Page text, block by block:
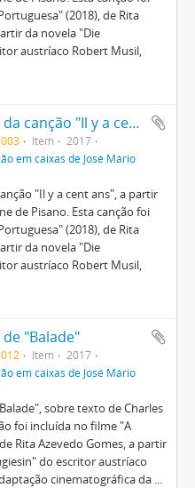
(2018), de Rita
da novela "Die
austríaco Robert Musil,
Partitura e letra da canção "Il y a cent ans"
003 Item
2017
em caixas de José Mário
"Il y a cent ans", a partir
de Pisano. Esta canção foi
(2018), de Rita
da novela "Die
austríaco Robert Musil,
"Balade"
Item
2017
em caixas de José Mário
sobre texto de Charles
foi incluída no filme "A
Rita Azevedo Gomes, a partir
do escritor austríaco
cinematográfica da ...